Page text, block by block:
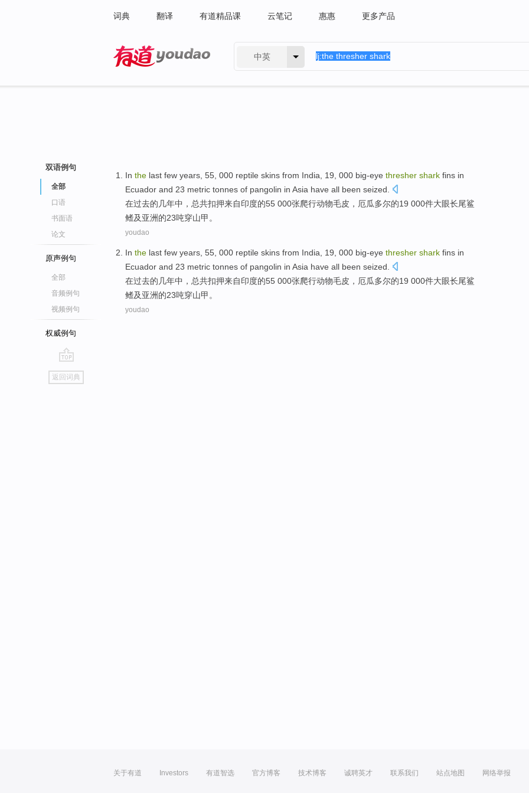
词典 翻译 有道精品课 云笔记 惠惠 更多产品
中英
双语例句
全部
口语
书面语
论文
原声例句
全部
音频例句
视频例句
权威例句
go
top
返回词典
In the last few years 55 , 000 reptile skins from India 19 , 000 big-eye thresher shark fins in
Ecuador and 23 metric tonnes of pangolin in Asia have all been seized.
在过去的 几年中 ，总共扣押来自印度的55 000张爬行动物毛皮 ， 厄瓜多尔的19 000件大眼长尾鲨
鳍及亚洲的23吨穿山甲 。
youdao
In the last few years 55 , 000 reptile skins from India 19 , 000 big-eye thresher shark fins in
Ecuador and 23 metric tonnes of pangolin in Asia have all been seized.
在过去的 几年中 ，总共扣押来自印度的55 000张爬行动物毛皮 ， 厄瓜多尔的19 000件大眼长尾鲨
鳍及亚洲的23吨穿山甲 。
youdao
关于有道 Investors 有道智选 官方博客 技术博客 诚聘英才 联系我们 站点地图 网络举报